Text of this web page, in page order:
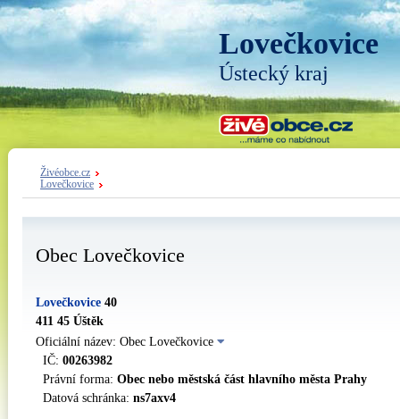
Lovečkovice
Ústecký kraj
Živéobce.cz
Lovečkovice
Obec Lovečkovice
Lovečkovice 40
411 45 Úštěk
Oficiální název: Obec Lovečkovice
IČ: 00263982
Právní forma: Obec nebo městská část hlavního města Prahy
Datová schránka: ns7axv4